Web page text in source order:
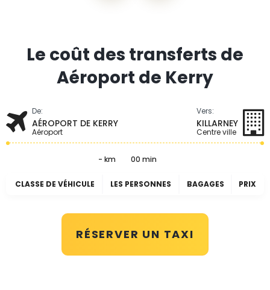
Le coût des transferts de
Aéroport de Kerry
De:
AÉROPORT DE KERRY
Aéroport
Vers:
KILLARNEY
Centre ville
- km 00 min
CLASSE DE VÉHICULE LES PERSONNES BAGAGES PRIX
RÉSERVER UN TAXI